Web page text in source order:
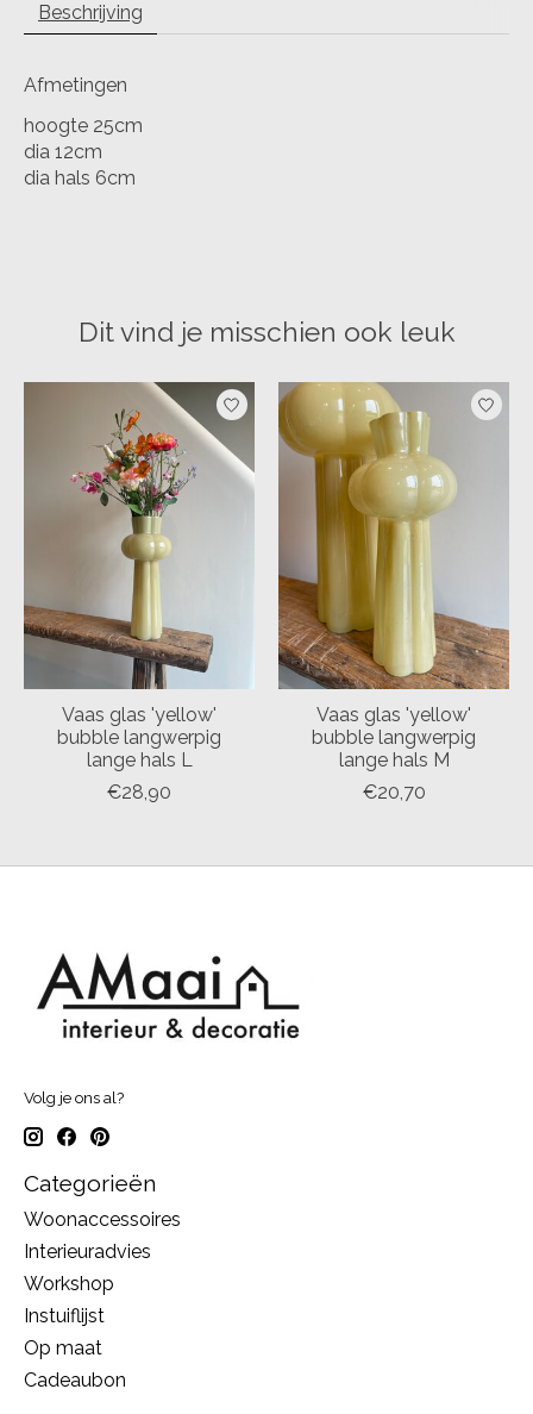
Beschrijving
Afmetingen
hoogte 25cm
dia 12cm
dia hals 6cm
Dit vind je misschien ook leuk
Items van productcarrousel
Vaas glas 'yellow'
bubble langwerpig
lange hals L
€28,90
Vaas glas 'yellow'
bubble langwerpig
lange hals M
€20,70
Volg je ons al?
Categorieën
Woonaccessoires
Interieuradvies
Workshop
Instuiflijst
Op maat
Cadeaubon